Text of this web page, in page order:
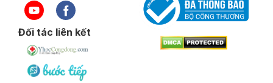
Đối tác liên kết